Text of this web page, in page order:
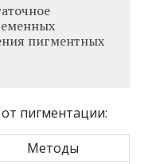
пигментных
пигментации:
Методы